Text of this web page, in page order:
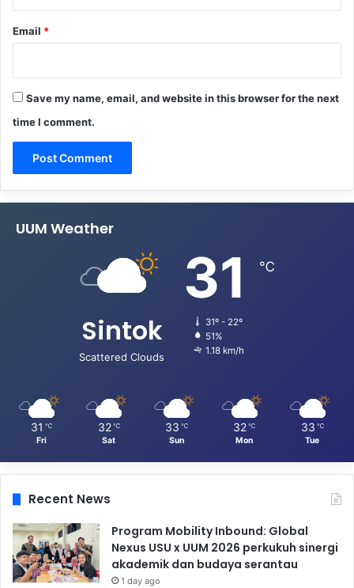
Email *
Save my name, email, and website in this browser for the next
time I comment.
UUM Weather
Sintok
Scattered Clouds
31 ℃
31º - 22º
51%
1.18 km/h
31 ℃
Fri
32 ℃
Sat
33 ℃
Sun
32 ℃
Mon
33 ℃
Tue
Recent News
Program Mobility Inbound: Global
Nexus USU x UUM 2026 perkukuh sinergi
akademik dan budaya serantau
1 day ago